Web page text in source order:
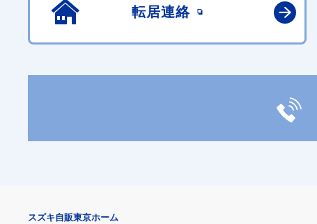
転居連絡
スズキ自販東京ホーム